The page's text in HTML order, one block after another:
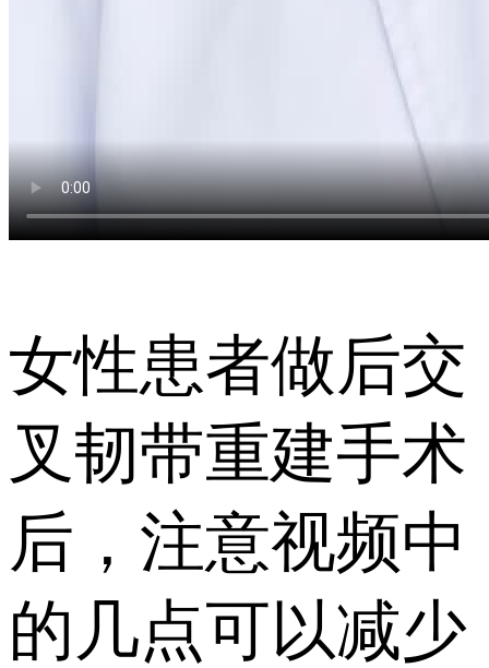
女性患者做后交
叉韧带重建手术
后，注意视频中
的几点可以减少